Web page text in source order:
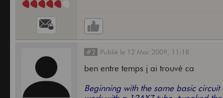
#2 Publié le 12 Mar 2009, 11:18
ben entre temps j ai trouvé ca
Beginning with the same basic